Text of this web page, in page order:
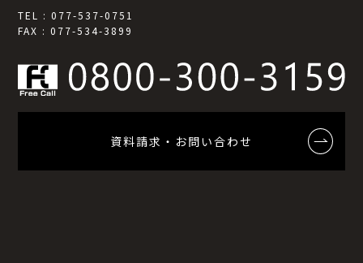
TEL : 077-537-0751
FAX : 077-534-3899
資料請求・お問い合わせ